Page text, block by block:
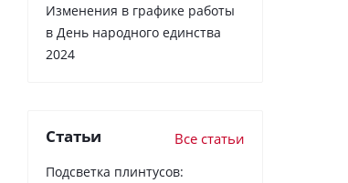
Изменения в графике работы
в День народного единства
2024
Статьи Все статьи
Подсветка плинтусов: